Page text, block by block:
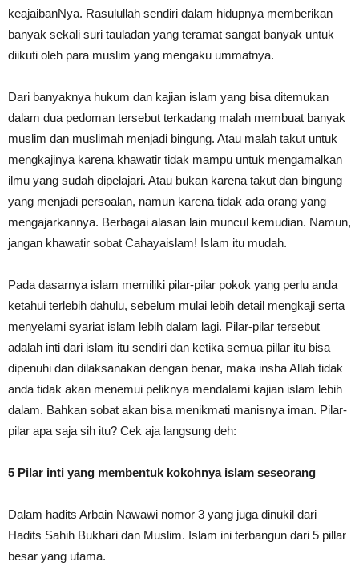
keajaibanNya. Rasulullah sendiri dalam hidupnya memberikan
banyak sekali suri tauladan yang teramat sangat banyak untuk
diikuti oleh para muslim yang mengaku ummatnya.
Dari banyaknya hukum dan kajian islam yang bisa ditemukan
dalam dua pedoman tersebut terkadang malah membuat banyak
muslim dan muslimah menjadi bingung. Atau malah takut untuk
mengkajinya karena khawatir tidak mampu untuk mengamalkan
ilmu yang sudah dipelajari. Atau bukan karena takut dan bingung
yang menjadi persoalan, namun karena tidak ada orang yang
mengajarkannya. Berbagai alasan lain muncul kemudian. Namun,
jangan khawatir sobat Cahayaislam! Islam itu mudah.
Pada dasarnya islam memiliki pilar-pilar pokok yang perlu anda
ketahui terlebih dahulu, sebelum mulai lebih detail mengkaji serta
menyelami syariat islam lebih dalam lagi. Pilar-pilar tersebut
adalah inti dari islam itu sendiri dan ketika semua pillar itu bisa
dipenuhi dan dilaksanakan dengan benar, maka insha Allah tidak
anda tidak akan menemui peliknya mendalami kajian islam lebih
dalam. Bahkan sobat akan bisa menikmati manisnya iman. Pilar-
pilar apa saja sih itu? Cek aja langsung deh:
5 Pilar inti yang membentuk kokohnya islam seseorang
Dalam hadits Arbain Nawawi nomor 3 yang juga dinukil dari
Hadits Sahih Bukhari dan Muslim. Islam ini terbangun dari 5 pillar
besar yang utama.